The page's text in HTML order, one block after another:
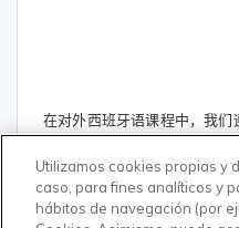
在对外西班牙语课程中，我
Utilizamos cookies propias y
caso, para fines analíticos y
hábitos de navegación (por